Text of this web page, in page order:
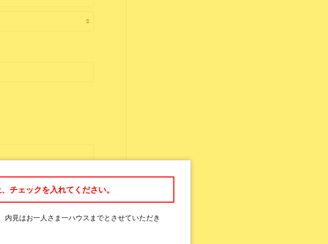
チェックを入れてください。
見はお一人さま一ハウスまでとさせていただき